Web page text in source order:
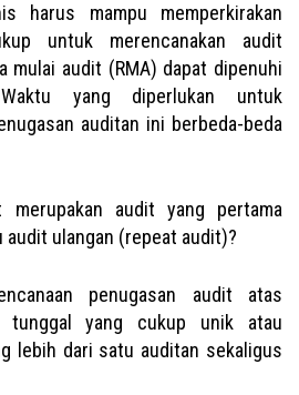
harus mampu memperkirakan
untuk merencanakan audit
mulai audit (RMA) dapat dipenuhi
yang diperlukan untuk
auditan ini berbeda-beda
merupakan audit yang pertama
ulangan (repeat audit)?
penugasan audit atas
tunggal yang cukup unik atau
lebih dari satu auditan sekaligus